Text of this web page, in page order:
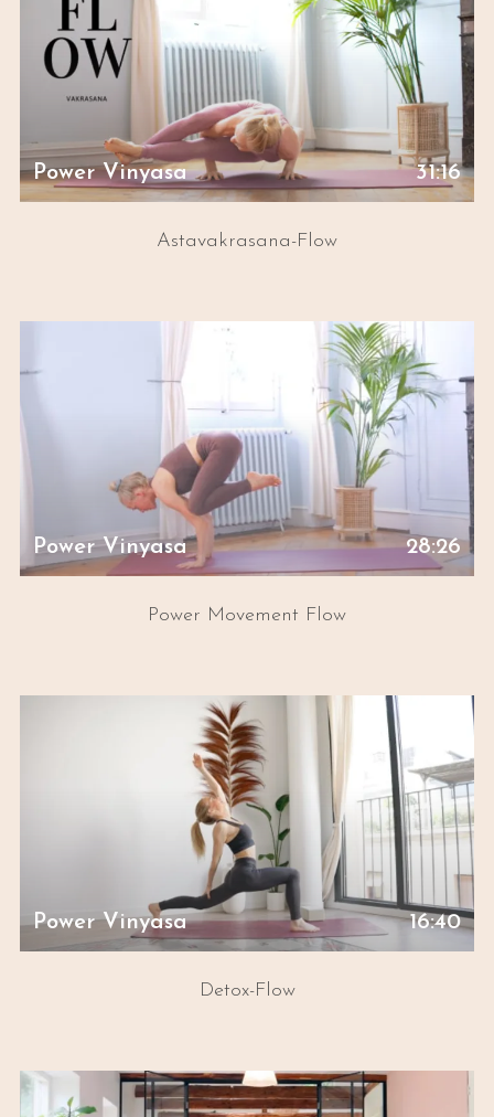
Power Vinyasa 31:16
Astavakrasana-Flow
Power Vinyasa 28:26
Power Movement Flow
Power Vinyasa 16:40
Detox-Flow